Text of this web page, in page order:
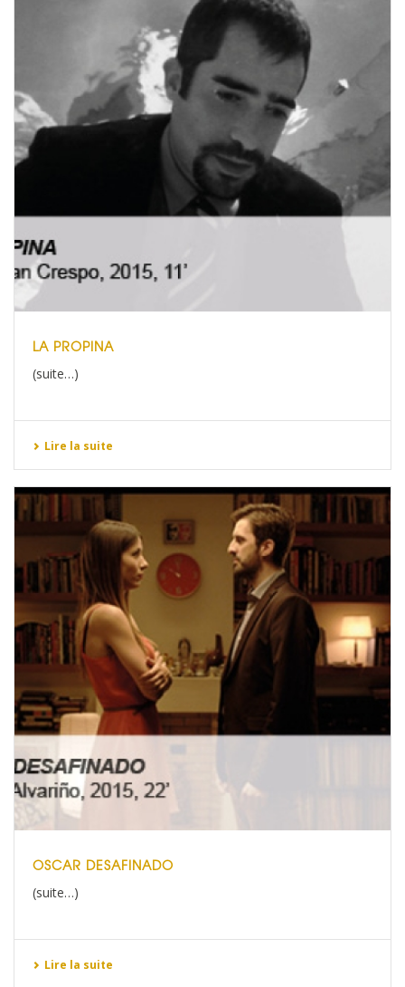
LA PROPINA
(suite…)
Lire la suite
OSCAR DESAFINADO
(suite…)
Lire la suite